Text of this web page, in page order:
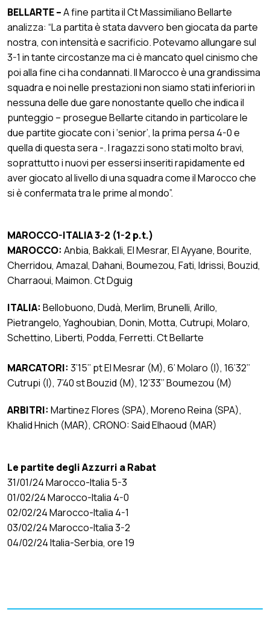
BELLARTE –A fine partita il Ct Massimiliano Bellarte
analizza: “La partita è stata davvero ben giocata da parte
nostra, con intensità e sacrificio. Potevamo allungare sul
3-1 in tante circostanze ma ci è mancato quel cinismo che
poi alla fine ci ha condannati. Il Marocco è una grandissima
squadra e noi nelle prestazioni non siamo stati inferiori in
nessuna delle due gare nonostante quello che indica il
punteggio – prosegue Bellarte citando in particolare le
due partite giocate con i ‘senior’, la prima persa 4-0 e
quella di questa sera -. I ragazzi sono stati molto bravi,
soprattutto i nuovi per essersi inseriti rapidamente ed
aver giocato al livello di una squadra come il Marocco che
si è confermata tra le prime al mondo”.
MAROCCO-ITALIA 3-2 (1-2 p.t.)
MAROCCO: Anbia, Bakkali, El Mesrar, El Ayyane, Bourite,
Cherridou, Amazal, Dahani, Boumezou, Fati, Idrissi, Bouzid,
Charraoui, Maimon. Ct Dguig
ITALIA: Bellobuono, Dudà, Merlim, Brunelli, Arillo,
Pietrangelo, Yaghoubian, Donin, Motta, Cutrupi, Molaro,
Schettino, Liberti, Podda, Ferretti. Ct Bellarte
MARCATORI: 3’15’’ pt El Mesrar (M), 6’ Molaro (I), 16’32’’
Cutrupi (I), 7’40 st Bouzid (M), 12’33’’ Boumezou (M)
ARBITRI: Martinez Flores (SPA), Moreno Reina (SPA),
Khalid Hnich (MAR), CRONO: Said Elhaoud (MAR)
Le partite degli Azzurri a Rabat
31/01/24 Marocco-Italia 5-3
01/02/24 Marocco-Italia 4-0
02/02/24 Marocco-Italia 4-1
03/02/24 Marocco-Italia 3-2
04/02/24 Italia-Serbia, ore 19